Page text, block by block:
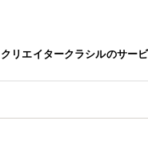
クリエイタークラシルのサー